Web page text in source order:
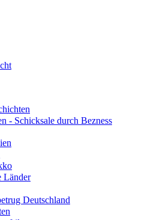
- Schicksale durch Bezness
Länder
Deutschland